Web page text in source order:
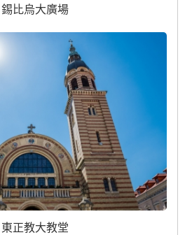
錫比烏大廣場
東正教大教堂